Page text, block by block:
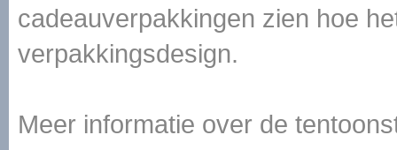
cadeauverpakkingen zien hoe
verpakkingsdesign.
Meer informatie over de